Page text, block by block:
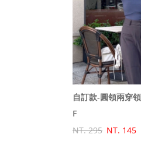
自訂款-圓領兩穿
F
NT. 295 NT. 145